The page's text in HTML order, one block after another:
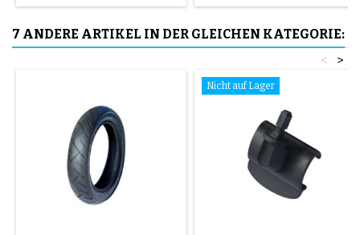
Montage mit Schlauch (nicht im
7 ANDERE ARTIKEL IN DER GLEICHEN KATEGORIE:
>
<
Nicht auf Lager